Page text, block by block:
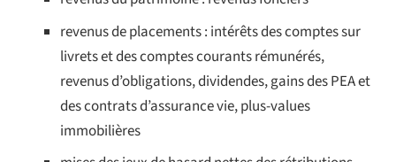
revenus de placements : intérêts des comptes sur
livrets et des comptes courants rémunérés,
revenus d’obligations, dividendes, gains des PEA et
des contrats d’assurance vie, plus-values
immobilières